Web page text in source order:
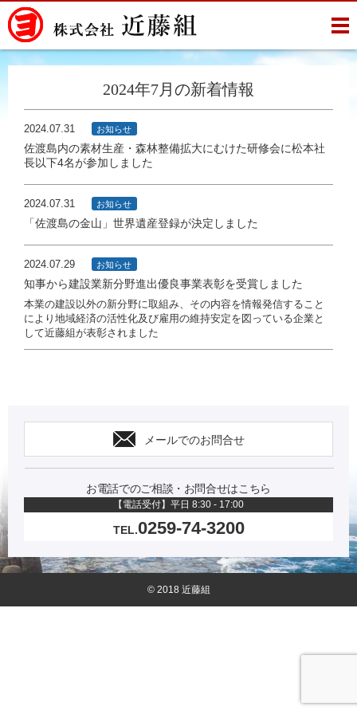
2024年7月の新着情報
2024.07.31 お知らせ
佐渡島内の素材生産・森林整備拡大にむけた研修会に松本社
長以下4名が参加しました
2024.07.31 お知らせ
「佐渡島の金山」世界遺産登録が決定しました
2024.07.29 お知らせ
知事から建設業新分野進出優良事業表彰を受賞しました
本業の建設以外の新分野に取組み、その内容を情報発信すること
により地域経済の活性化及び雇用の維持安定を図っている企業と
して近藤組が表彰されました
メールでのお問合せ
お電話でのご相談・お問合せはこちら
【電話受付】平日 8:30 - 17:00
TEL.0259-74-3200
© 2018 近藤組